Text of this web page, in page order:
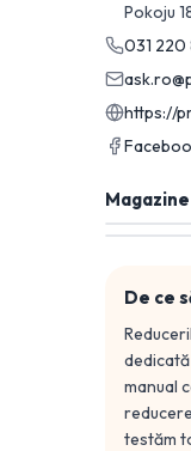
Pokoju
031 220
https://
De ce
manual
reducere
testăm